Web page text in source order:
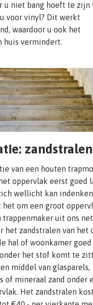
u niet bang hoeft te zijn
voor vinyl? Dit werkt
waardoor u ook het
huis vermindert.
zandstralen
van een houten
oppervlak eerst goed
wellicht kan
het om een groot
trappenmaker uit ons
het zandstralen van het
hal of woonkamer goed
het stof komt te
middel van glasparels,
of mineraal zand onder
Het zandstralen kost